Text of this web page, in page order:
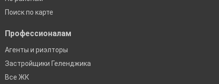
Поиск по карте
Профессионалам
Агенты и риэлторы
Застройщики Геленджика
Все ЖК